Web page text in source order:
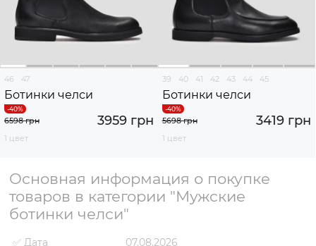
46 47
Ботинки челси
3959 грн
6598 грн
1 цвет
39 40 41 42 43 44 45
Ботинки челси
3419 грн
5698 грн
1 цвет
Основная информация о покупке
товаров в категории "Мужские
ботинки челси"
✅ Дата
07.08.2026